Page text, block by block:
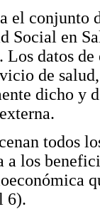
el conjunto
Social en
datos
de
dicho y
todos
a los
6).